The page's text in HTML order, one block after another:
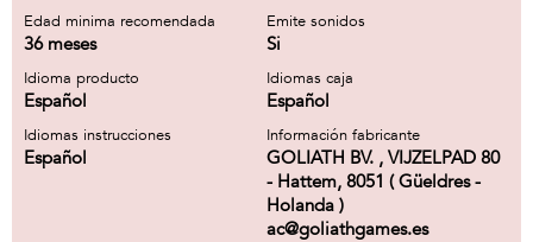
Edad minima recomendada
36 meses
Emite sonidos
Si
Idioma producto
Español
Idiomas caja
Español
Idiomas instrucciones
Español
Información fabricante
GOLIATH BV. , VIJZELPAD 80
- Hattem, 8051 ( Güeldres -
Holanda )
ac@goliathgames.es